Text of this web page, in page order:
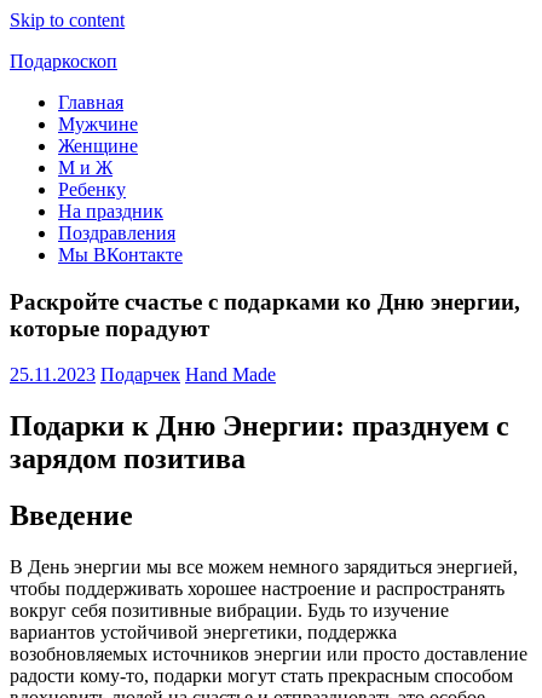
Skip to content
Подаркоскоп
Поможем
выбрать
подарить
Главная
Мужчине
Женщине
М и Ж
Ребенку
На праздник
Поздравления
Мы ВКонтакте
Раскройте счастье с подарками ко Дню энергии,
которые порадуют
25.11.2023 Подарчек Hand Made
Подарки к Дню Энергии: празднуем с
зарядом позитива
Введение
В День энергии мы все можем немного зарядиться энергией,
чтобы поддерживать хорошее настроение и распространять
вокруг себя позитивные вибрации. Будь то изучение
вариантов устойчивой энергетики, поддержка
возобновляемых источников энергии или просто доставление
радости кому-то, подарки могут стать прекрасным способом